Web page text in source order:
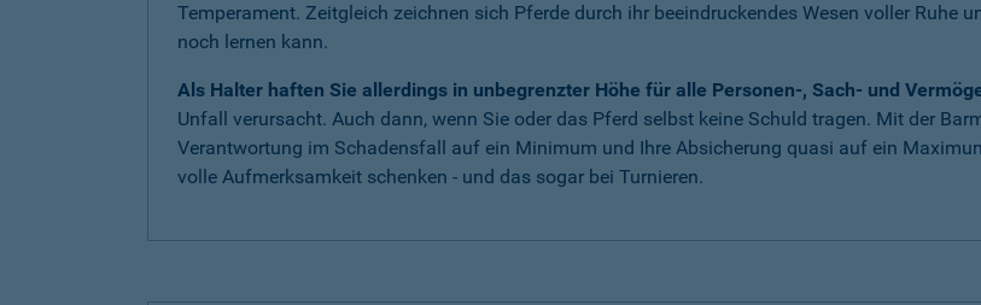
Temperament. Zeitgleich zeichnen sich Pferde durch ihr beeindruckendes Wesen voller Ruhe
noch lernen kann.
Als Halter haften Sie allerdings in unbegrenzter Höhe für alle Personen-, Sach- und
Unfall verursacht. Auch dann, wenn Sie oder das Pferd selbst keine Schuld tragen. Mit der
Verantwortung im Schadensfall auf ein Minimum und Ihre Absicherung quasi auf ein
volle Aufmerksamkeit schenken - und das sogar bei Turnieren.